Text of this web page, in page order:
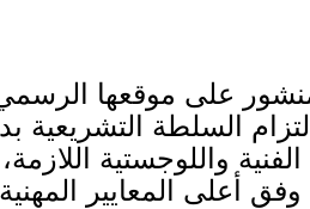
على موقعها
السلطة التشريعية
واللوجستية
وفق أعلى المعايير